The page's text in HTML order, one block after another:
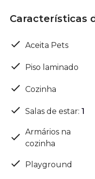
Características
Aceita Pets
Piso laminado
Cozinha
Salas de estar: 1
Armários na
cozinha
Playground